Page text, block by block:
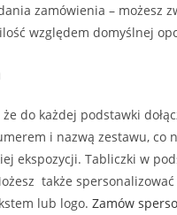
zamówienia – możesz
względem domyślnej
do każdej podstawki
i nazwą zestawu, co
ekspozycji. Tabliczki w
także spersonalizować
lub logo.Zamów